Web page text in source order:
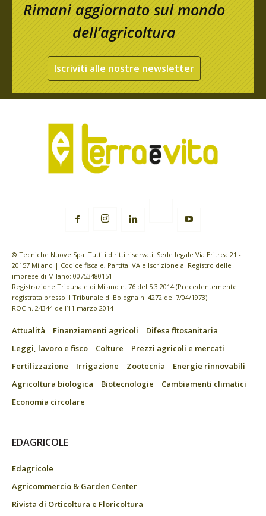
Rimani aggiornato sul mondo
dell’agricoltura
Iscriviti alle nostre newsletter
© Tecniche Nuove Spa. Tutti i diritti riservati. Sede legale Via Eritrea 21 -
20157 Milano | Codice fiscale, Partita IVA e Iscrizione al Registro delle
imprese di Milano: 00753480151
Registrazione Tribunale di Milano n. 76 del 5.3.2014 (Precedentemente
registrata presso il Tribunale di Bologna n. 4272 del 7/04/1973)
ROC n. 24344 dell’11 marzo 2014
Attualità Finanziamenti agricoli
Difesa fitosanitaria
Leggi, lavoro e fisco
Colture
Prezzi agricoli e mercati
Fertilizzazione
Irrigazione Zootecnia
Energie rinnovabili
Agricoltura biologica
Biotecnologie
Cambiamenti climatici
Economia circolare
EDAGRICOLE
Edagricole
Agricommercio & Garden Center
Rivista di Orticoltura e Floricoltura